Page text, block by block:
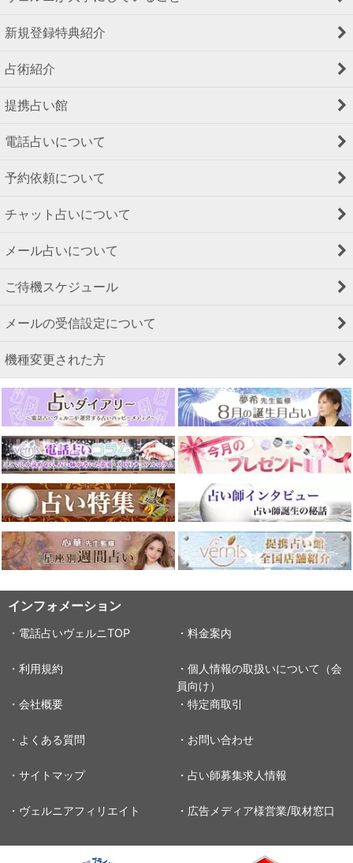
新規登録特典紹介
占術紹介
提携占い館
電話占いについて
予約依頼について
チャット占いについて
メール占いについて
ご待機スケジュール
メールの受信設定について
機種変更された方
インフォメーション
・電話占いヴェルニTOP ・料金案内
・利用規約
・個人情報の取扱いについて（会
員向け）
・会社概要
・特定商取引
・よくある質問 ・お問い合わせ
・サイトマップ ・占い師募集求人情報
・ヴェルニアフィリエイト ・広告メディア様営業/取材窓口